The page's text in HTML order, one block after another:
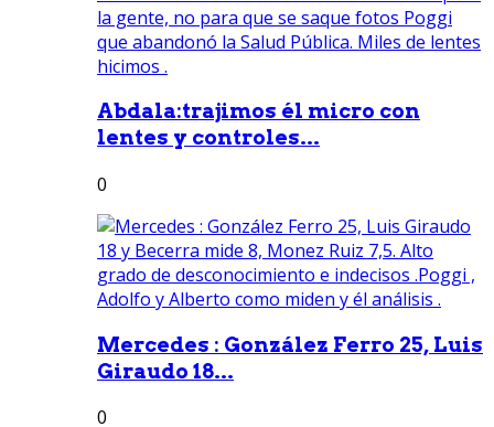
Abdala:trajimos él micro con
lentes y controles...
0
Mercedes : González Ferro 25, Luis
Giraudo 18...
0